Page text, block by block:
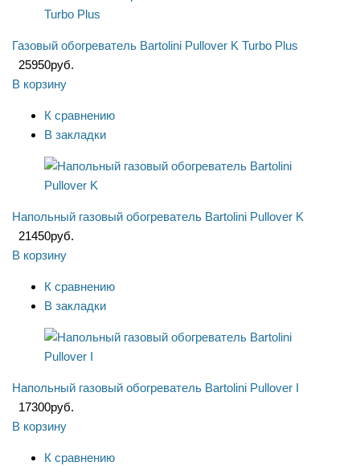
Газовый обогреватель Bartolini Pullover K Turbo Plus
25950руб.
В корзину
К сравнению
В закладки
Напольный газовый обогреватель Bartolini Pullover K
21450руб.
В корзину
К сравнению
В закладки
Напольный газовый обогреватель Bartolini Pullover I
17300руб.
В корзину
К сравнению